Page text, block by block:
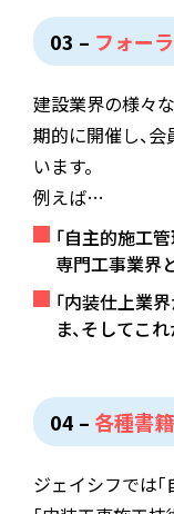
仕上工
昭和62年
「自主的
昭和62年
「 創立
仕上工
京都に
昭和62年
専門工
すため
平成4年
資材）を
おいて開
ジェイ
におい
03 – フォー
建設業界の様々
期的に開催し、会
います。
例えば…
「自主的施工
専門工事業界
「内装仕上業
ま、そしてこれ
04 – 各種書
ジェイシフでは「